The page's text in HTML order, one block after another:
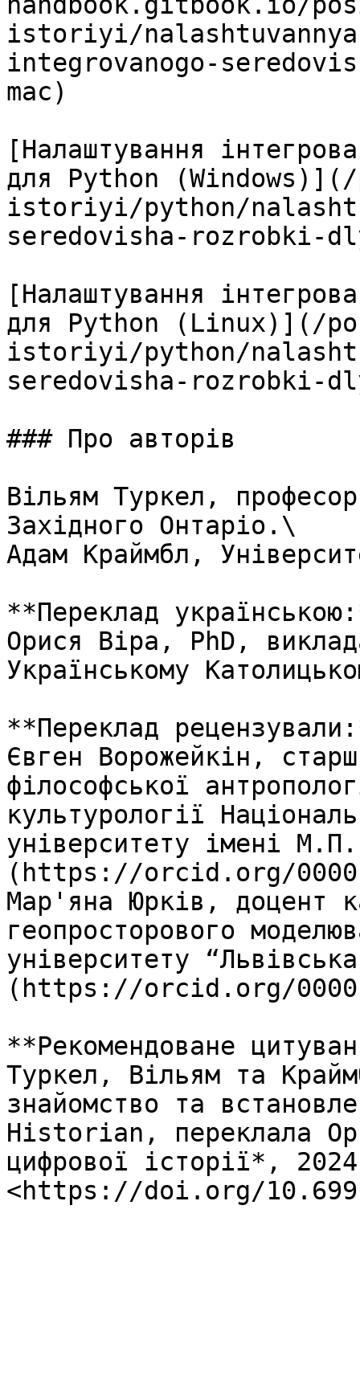
istoriyi/
integrovanogo-
mac)
[Налаштування
для Python
istoriyi/python/
seredovisha-rozrobki-
[Налаштування
для Python (Linux)](/
istoriyi/python/
seredovisha-rozrobki-
### Про авторів
Вільям Туркел,
Західного Онтаріо.\
Адам Краймбл,
**Переклад
Орися Віра, PhD,
Українському
**Переклад
Євген Ворожейкін,
філософської
культурології
університету імені
(https://orcid.org/
Мар'яна Юрків, доцент
геопросторового
університету
(https://orcid.org/
**Рекомендоване
Туркел, Вільям та
знайомство та
Historian, переклала
цифрової історії*,